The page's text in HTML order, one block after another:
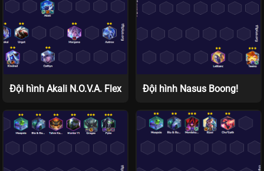
Đội hình Akali N.O.V.A. Flex Đội hình Nasus Boong!